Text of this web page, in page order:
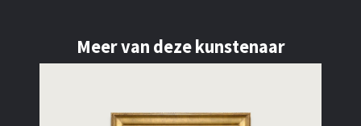
Meer van deze kunstenaar